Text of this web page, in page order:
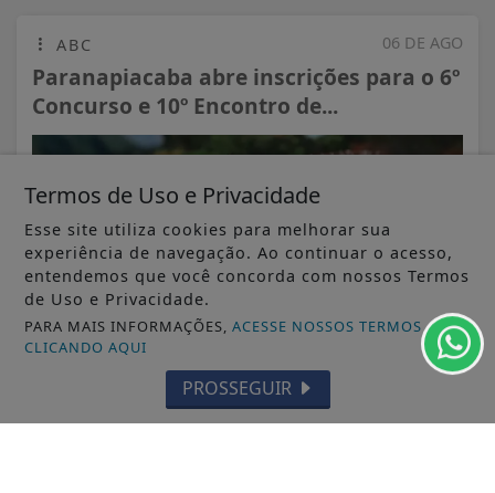
06 DE AGO
ABC
Paranapiacaba abre inscrições para o 6º
Concurso e 10º Encontro de...
Termos de Uso e Privacidade
Esse site utiliza cookies para melhorar sua
experiência de navegação. Ao continuar o acesso,
entendemos que você concorda com nossos Termos
de Uso e Privacidade.
PARA MAIS INFORMAÇÕES,ACESSE NOSSOS TERMOS
CLICANDO AQUI
PROSSEGUIR